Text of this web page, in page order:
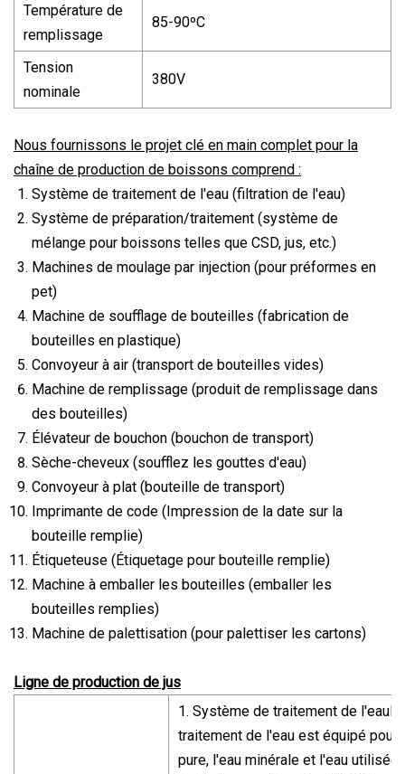
Température de
remplissage
85-90ºC
Tension
nominale
380V
Nous fournissons le projet clé en main complet pour la
chaîne de production de boissons comprend :
Système de traitement de l'eau (filtration de l'eau)
Système de préparation/traitement (système de
mélange pour boissons telles que CSD, jus, etc.)
Machines de moulage par injection (pour préformes en
pet)
Machine de soufflage de bouteilles (fabrication de
bouteilles en plastique)
Convoyeur à air (transport de bouteilles vides)
Machine de remplissage (produit de remplissage dans
des bouteilles)
Élévateur de bouchon (bouchon de transport)
Sèche-cheveux (soufflez les gouttes d'eau)
Convoyeur à plat (bouteille de transport)
Imprimante de code (Impression de la date sur la
bouteille remplie)
Étiqueteuse (Étiquetage pour bouteille remplie)
Machine à emballer les bouteilles (emballer les
bouteilles remplies)
Machine de palettisation (pour palettiser les cartons)
Ligne de production de jus
1. Système de traitement de l'eauLe
traitement de l'eau est équipé pour
pure, l'eau minérale et l'eau utilisée